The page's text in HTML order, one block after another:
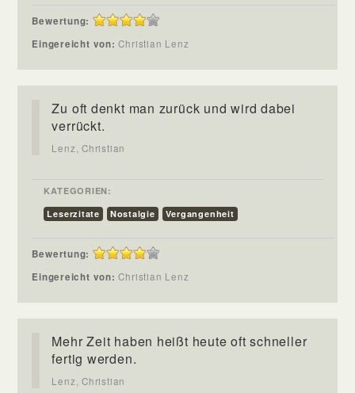
Bewertung:
Eingereicht von:Christian Lenz
Zu oft denkt man zurück und wird dabei
verrückt.
Lenz, Christian
KATEGORIEN:
Leserzitate
Nostalgie Vergangenheit
Bewertung:
Eingereicht von:Christian Lenz
Mehr Zeit haben heißt heute oft schneller
fertig werden.
Lenz, Christian